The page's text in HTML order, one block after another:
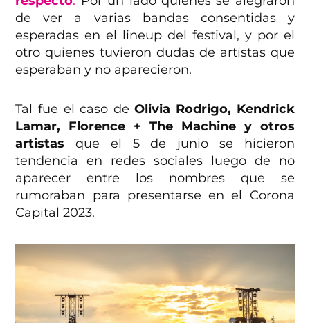
de ver a varias bandas consentidas y
esperadas en el lineup del festival, y por el
otro quienes tuvieron dudas de artistas que
esperaban y no aparecieron.
Tal fue el caso deOlivia Rodrigo, Kendrick
Lamar, Florence + The Machine y otros
artistas que el 5 de junio se hicieron
tendencia en redes sociales luego de no
aparecer entre los nombres que se
rumoraban para presentarse en el Corona
Capital 2023.